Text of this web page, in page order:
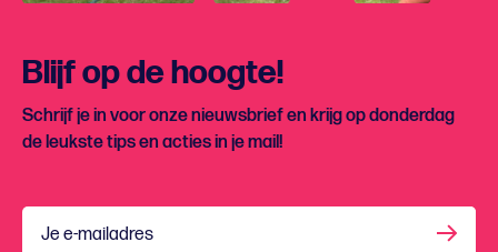
Blijf op de hoogte!
Schrijf je in voor onze nieuwsbrief en krijg op donderdag
de leukste tips en acties in je mail!
Je e-mailadres